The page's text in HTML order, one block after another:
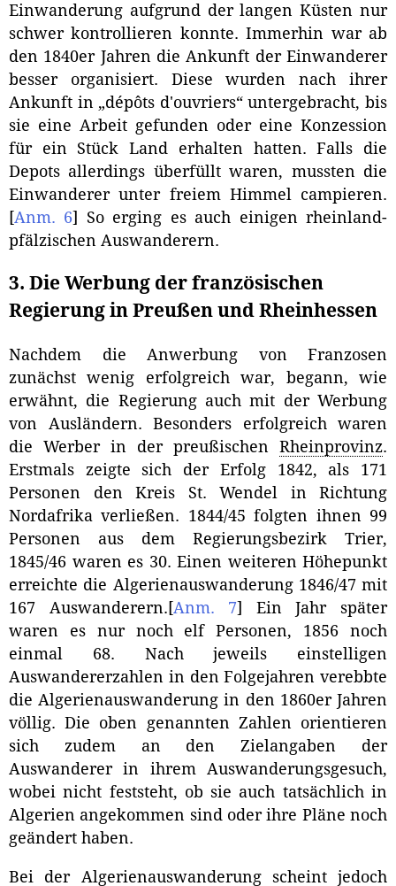
Einwanderung aufgrund der langen Küsten nur
schwer kontrollieren konnte. Immerhin war ab
den 1840er Jahren die Ankunft der Einwanderer
besser organisiert. Diese wurden nach ihrer
Ankunft in „dépôts d'ouvriers“ untergebracht, bis
sie eine Arbeit gefunden oder eine Konzession
für ein Stück Land erhalten hatten. Falls die
Depots allerdings überfüllt waren, mussten die
Einwanderer unter freiem Himmel campieren.
[Anm. 6]
So erging es auch einigen rheinland-
pfälzischen Auswanderern.
3. Die Werbung der französischen
Regierung in Preußen und Rheinhessen
Nachdem die Anwerbung von Franzosen
zunächst wenig erfolgreich war, begann, wie
erwähnt, die Regierung auch mit der Werbung
von Ausländern. Besonders erfolgreich waren
die Werber in der preußischen Rheinprovinz.
Erstmals zeigte sich der Erfolg 1842, als 171
Personen den Kreis St. Wendel in Richtung
Nordafrika verließen. 1844/45 folgten ihnen 99
Personen aus dem Regierungsbezirk Trier,
1845/46 waren es 30. Einen weiteren Höhepunkt
erreichte die Algerienauswanderung 1846/47 mit
167 Auswanderern. [Anm. 7]
Ein Jahr später
waren es nur noch elf Personen, 1856 noch
einmal 68. Nach jeweils einstelligen
Auswandererzahlen in den Folgejahren verebbte
die Algerienauswanderung in den 1860er Jahren
völlig. Die oben genannten Zahlen orientieren
sich zudem an den Zielangaben der
Auswanderer in ihrem Auswanderungsgesuch,
wobei nicht feststeht, ob sie auch tatsächlich in
Algerien angekommen sind oder ihre Pläne noch
geändert haben.
Bei der Algerienauswanderung scheint jedoch